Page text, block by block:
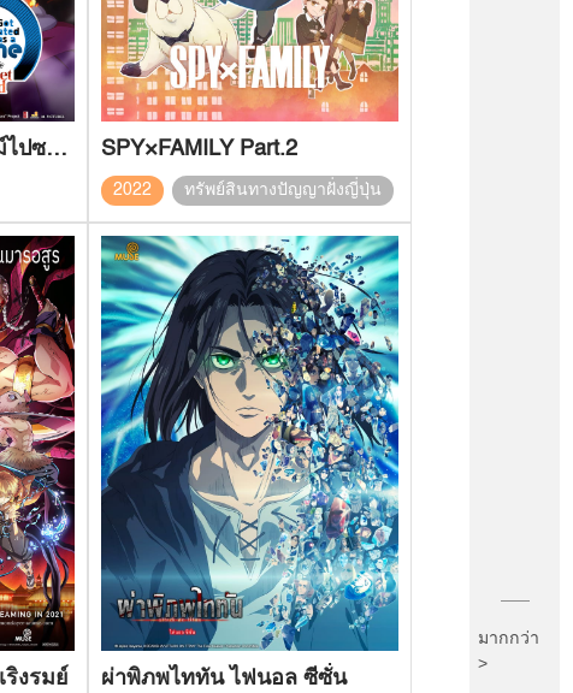
เกิดใหม่ชาตินี้ก็เป็นสไลม์ไปซะแล้ว : สายสัมพันธ์สีชาด SPY×FAMILY Part.2
2022 ทรัพย์สินทางปัญญาฝั่งญี่ปุ่น
งรมย์ ผ่าพิภพไททัน ไฟนอล ซีซั่น
มากกว่า
>